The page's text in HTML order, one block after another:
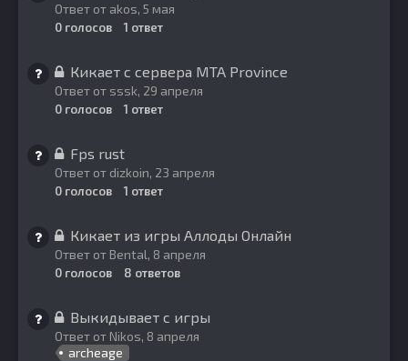
Ответ от akos, 5 мая
0 голосов 1 ответ
Кикает с сервера MTA Province
Ответ от sssk, 29 апреля
0 голосов 1 ответ
Fps rust
Ответ от dizkoin, 23 апреля
0 голосов 1 ответ
Кикает из игры Аллоды Онлайн
Ответ отBental, 8 апреля
0 голосов 8 ответов
Выкидывает с игры
Ответ от Nikos, 8 апреля
archeage